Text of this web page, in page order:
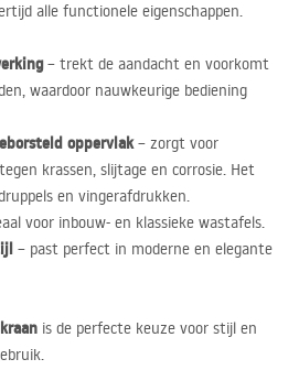
alle functionele eigenschappen.
– trekt de aandacht en voorkomt
waardoor nauwkeurige bediening
oppervlak– zorgt voor
krassen, slijtage en corrosie. Het
en vingerafdrukken.
voor inbouw- en klassieke wastafels.
– past perfect in moderne en elegante
is de perfecte keuze voor stijl en